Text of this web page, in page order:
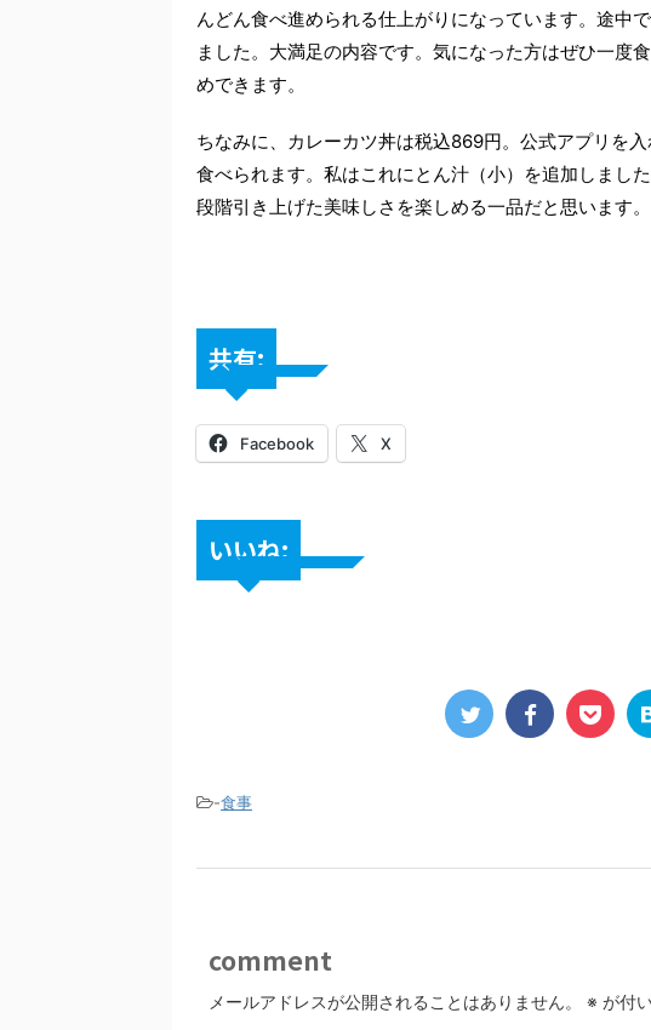
んどん食べ進められる仕上がりになっています。途中
ました。大満足の内容です。気になった方はぜひ一度
めできます。
ちなみに、カレーカツ丼は税込869円。公式アプリを
食べられます。私はこれにとん汁（小）を追加しまし
段階引き上げた美味しさを楽しめる一品だと思います。
共有:
Facebook X
いいね:
-食事
comment
メールアドレスが公開されることはありません。 ※ が付